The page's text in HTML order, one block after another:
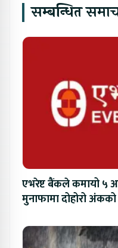
सम्बन्धित
एभरेष्ट बैंकले कमायो ५
मुनाफामा दोहोरो अंकको